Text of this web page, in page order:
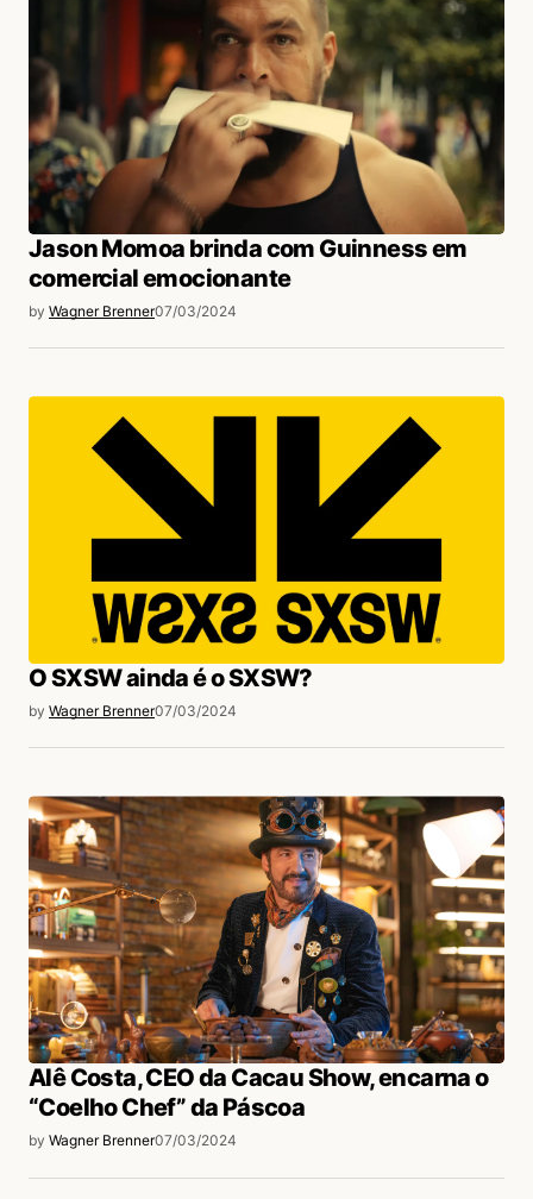
Jason Momoa brinda com Guinness em
comercial emocionante
by Wagner Brenner07/03/2024
O SXSW ainda é o SXSW?
by Wagner Brenner07/03/2024
Alê Costa, CEO da Cacau Show, encarna o
“Coelho Chef” da Páscoa
by Wagner Brenner07/03/2024